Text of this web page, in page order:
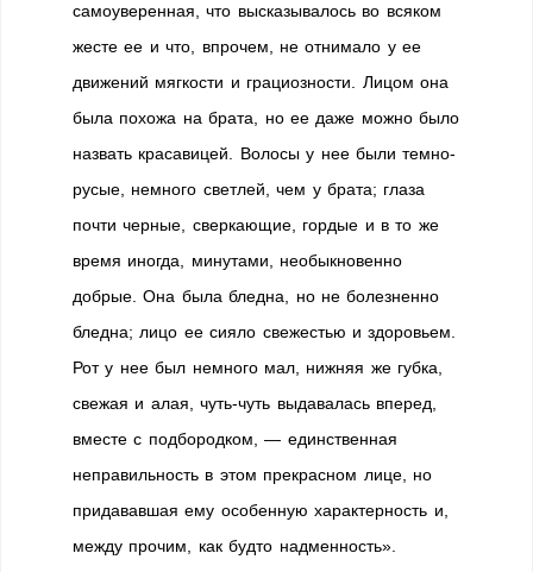
самоуверенная, что высказывалось во всяком
жесте ее и что, впрочем, не отнимало у ее
движений мягкости и грациозности. Лицом она
была похожа на брата, но ее даже можно было
назвать красавицей. Волосы у нее были темно-
русые, немного светлей, чем у брата; глаза
почти черные, сверкающие, гордые и в то же
время иногда, минутами, необыкновенно
добрые. Она была бледна, но не болезненно
бледна; лицо ее сияло свежестью и здоровьем.
Рот у нее был немного мал, нижняя же губка,
свежая и алая, чуть-чуть выдавалась вперед,
вместе с подбородком, — единственная
неправильность в этом прекрасном лице, но
придававшая ему особенную характерность и,
между прочим, как будто надменность».